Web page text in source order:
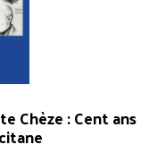
Chèze : Cent ans